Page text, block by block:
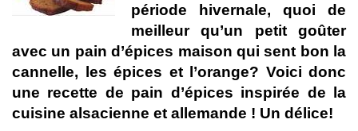
période hivernale, quoi de
meilleur qu’un petit goûter
avec un pain d’épices maison qui sent bon la
cannelle, les épices et l’orange? Voici donc
une recette de pain d’épices inspirée de la
cuisine alsacienne et allemande ! Un délice!